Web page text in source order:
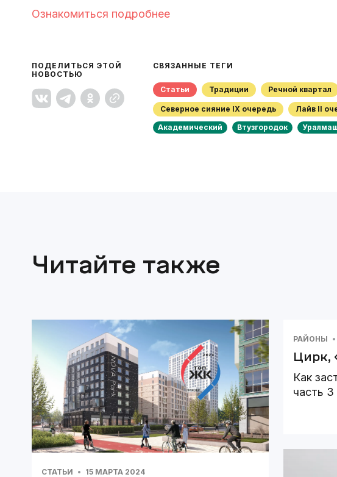
Ознакомиться подробнее
ПОДЕЛИТЬСЯ ЭТОЙ
НОВОСТЬЮ
СВЯЗАННЫЕ ТЕГИ
Статьи Традиции Речной квартал
Северное сияние IX очередь Лайв II
Академический Втузгородок
Читайте также
СТАТЬИ 15 МАРТА 2024
РАЙОНЫ
Цирк,
Как
часть 3